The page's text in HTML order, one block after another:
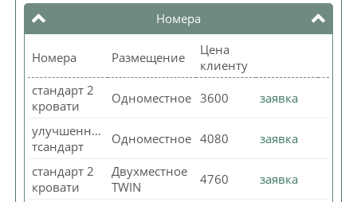
Номера
Номера Размещение
Цена
клиенту
стандарт 2
кровати
Одноместное 3600 заявка
улучшенный
тсандарт
Одноместное 4080 заявка
стандарт 2
кровати
Двухместное
TWIN
4760 заявка